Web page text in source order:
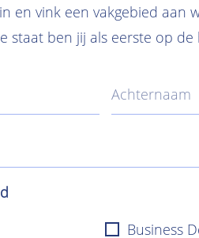
en vink een vakgebied aan
staat ben jij als eerste op de
Business